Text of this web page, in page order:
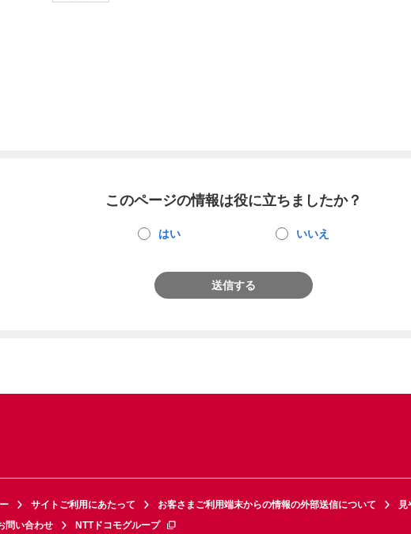
このページの情報は役に立ちましたか？
はい いいえ
送信する
サイトご利用にあたって お客さまご利用端末からの情報の外部送信について
見
問い合わせ NTTドコモグループ